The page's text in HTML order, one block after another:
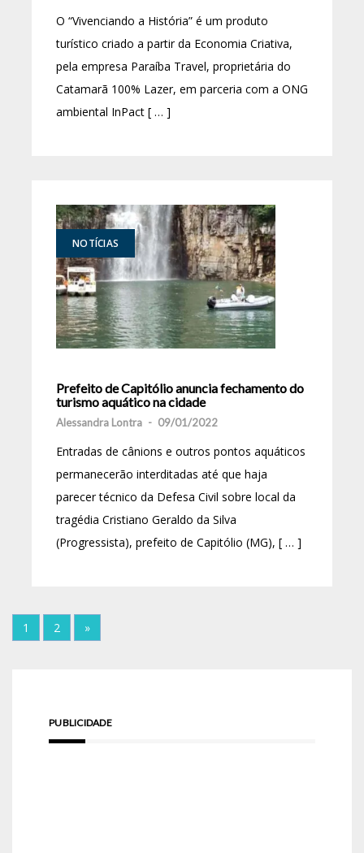
O “Vivenciando a História” é um produto
turístico criado a partir da Economia Criativa,
pela empresa Paraíba Travel, proprietária do
Catamarã 100% Lazer, em parceria com a ONG
ambiental InPact [ … ]
NOTÍCIAS
Prefeito de Capitólio anuncia fechamento do
turismo aquático na cidade
Alessandra Lontra - 09/01/2022
Entradas de cânions e outros pontos aquáticos
permanecerão interditadas até que haja
parecer técnico da Defesa Civil sobre local da
tragédia Cristiano Geraldo da Silva
(Progressista), prefeito de Capitólio (MG), [ … ]
1 2 »
PUBLICIDADE